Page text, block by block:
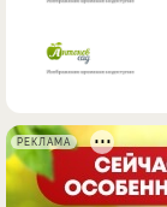
РЕКЛАМА